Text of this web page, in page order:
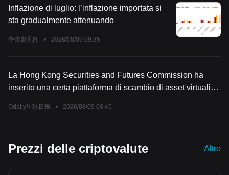
Inflazione di luglio: l’inflazione importata si
sta gradualmente attenuando
华尔街见闻 • 2026/08/09 09:35
La Hong Kong Securities and Futures Commission ha
inserito una certa piattaforma di scambio di asset virtuali
Odaily星球日报 • 2026/08/09 08:45
Prezzi delle criptovalute Altro